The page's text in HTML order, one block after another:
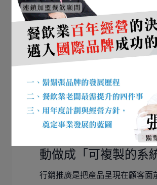
到哪裡，北到哪裡。
以馬路中線為分隔點（對面
即不屬於保障範圍）
附上地圖，作為合約與管
範圍越清楚，後續越少糾紛，加盟管
就越低。
連鎖促銷必勝 12 招
動做成「可複製的系
行銷推廣是把產品呈現在顧客面